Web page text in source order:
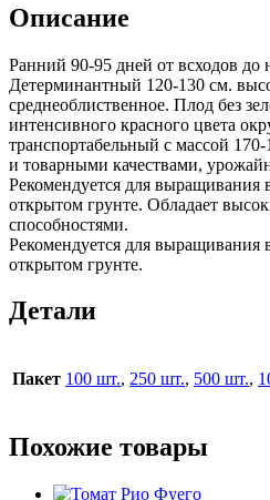
Описание
Ранний 90-95 дней от всходов до
Детерминантный 120-130 см.
среднеоблиственное. Плод без
интенсивного красного цвета
транспортабельный с массой
и товарными качествами,
Рекомендуется для выращивания
открытом грунте. Обладает
способностями.
Рекомендуется для выращивания
открытом грунте.
Детали
Пакет 100 шт., 250 шт., 500 шт.,
Похожие товары